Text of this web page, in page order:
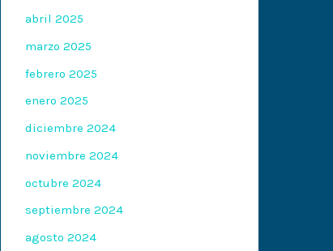
abril 2025
marzo 2025
febrero 2025
enero 2025
diciembre 2024
noviembre 2024
octubre 2024
septiembre 2024
agosto 2024